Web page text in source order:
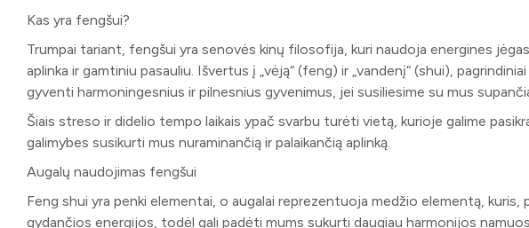
Kas yra fengšui?
Trumpai tariant, fengšui yra senovės kinų filosofija, kuri naudoja energines
aplinka ir gamtiniu pasauliu. Išvertus į „vėją“ (feng) ir „vandenį“ (shui),
gyventi harmoningesnius ir pilnesnius gyvenimus, jei susiliesime su mus
Šiais streso ir didelio tempo laikais ypač svarbu turėti vietą, kurioje galime
galimybes susikurti mus nuraminančią ir palaikančią aplinką.
Augalų naudojimas fengšui
Feng shui yra penki elementai, o augalai reprezentuoja medžio elementą, kuris,
gydančios energijos, todėl gali padėti mums sukurti daugiau harmonijos